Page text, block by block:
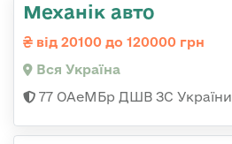
Механік авто
від 20100 до 120000 грн
Вся Україна
77 ОАеМБр ДШВ ЗС України